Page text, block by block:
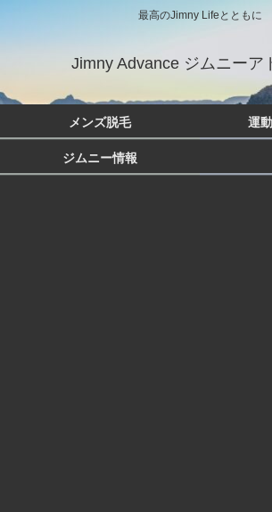
最高のJimny Lifeとともに
Jimny Advance ジムニーア
メンズ脱毛 運
ジムニー情報